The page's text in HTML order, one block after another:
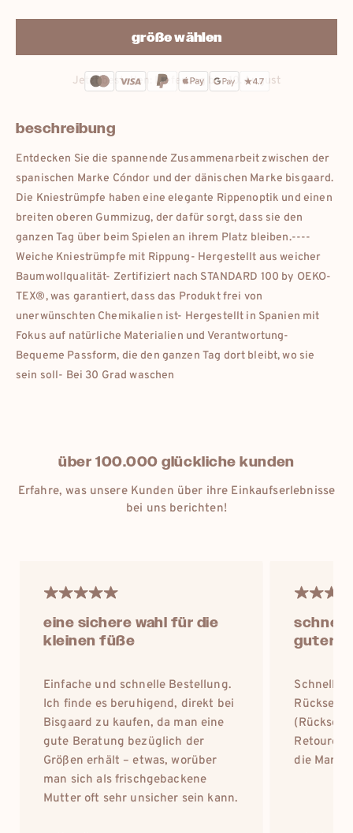
france eur
danmark
größe wählen
Jetzt bestellen: Lieferung bis:10. August
beschreibung
Entdecken Sie die spannende Zusammenarbeit zwischen der
spanischen Marke Cóndor und der dänischen Marke bisgaard.
Die Kniestrümpfe haben eine elegante Rippenoptik und einen
breiten oberen Gummizug, der dafür sorgt, dass sie den
ganzen Tag über beim Spielen an ihrem Platz bleiben.----
Weiche Kniestrümpfe mit Rippung- Hergestellt aus weicher
Baumwollqualität- Zertifiziert nach STANDARD 100 by OEKO-
TEX®, was garantiert, dass das Produkt frei von
unerwünschten Chemikalien ist- Hergestellt in Spanien mit
Fokus auf natürliche Materialien und Verantwortung-
Bequeme Passform, die den ganzen Tag dort bleibt, wo sie
sein soll- Bei 30 Grad waschen
über 100.000 glückliche kunden
Erfahre, was unsere Kunden über ihre Einkaufserlebnisse
bei uns berichten!
eine sichere wahl für die
kleinen füße
Einfache und schnelle Bestellung.
Ich finde es beruhigend, direkt bei
Bisgaard zu kaufen, da man eine
gute Beratung bezüglich der
Größen erhält – etwas, worüber
man sich als frischgebackene
Mutter oft sehr unsicher sein kann.
guter
Schnelle
die